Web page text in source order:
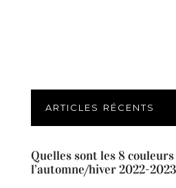
ARTICLES RÉCENTS
Quelles sont les 8
l’automne/hiver 2022-